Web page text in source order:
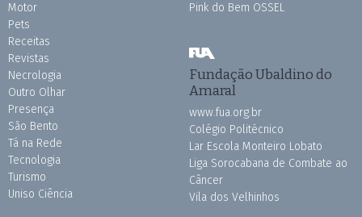
Motor
Pets
Receitas
Revistas
Necrologia
Outro Olhar
Presença
São Bento
Tá na Rede
Tecnologia
Turismo
Uniso Ciência
Pink do Bem OSSEL
Fundação Ubaldino do
Amaral
www.fua.org.br
Colégio Politécnico
Lar Escola Monteiro Lobato
Liga Sorocabana de Combate ao
Câncer
Vila dos Velhinhos